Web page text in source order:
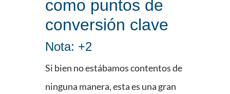
como puntos de
conversión clave
Nota: +2
Si bien no estábamos contentos de
ninguna manera, esta es una gran